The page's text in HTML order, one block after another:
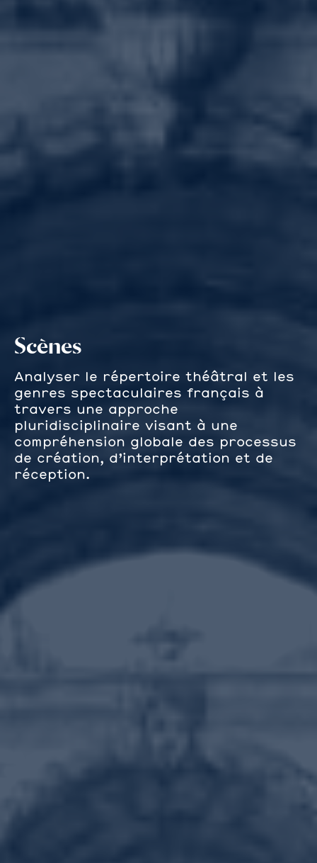
Scènes
Analyser le répertoire théâtral et les
genres spectaculaires français à
travers une approche
pluridisciplinaire visant à une
compréhension globale des processus
de création, d’interprétation et de
réception.